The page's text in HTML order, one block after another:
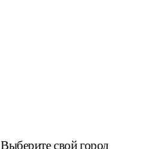
Выберите свой город